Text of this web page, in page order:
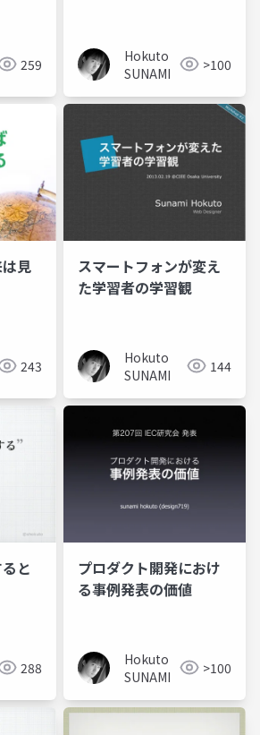
259
Hokuto
SUNAMI
>100
見
243
スマートフォンが変え
た学習者の学習観
Hokuto
SUNAMI
144
と
288
プロダクト開発におけ
る事例発表の価値
Hokuto
SUNAMI
>100